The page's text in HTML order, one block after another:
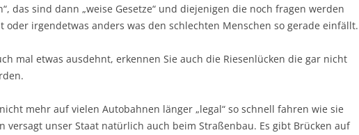
das sind dann „weise Gesetze“ und diejenigen die noch fragen werden
oder irgendetwas anders was den schlechten Menschen so gerade einfällt.
mal etwas ausdehnt, erkennen Sie auch die Riesenlücken die gar nicht
mehr auf vielen Autobahnen länger „legal“ so schnell fahren wie sie
versagt unser Staat natürlich auch beim Straßenbau. Es gibt Brücken auf